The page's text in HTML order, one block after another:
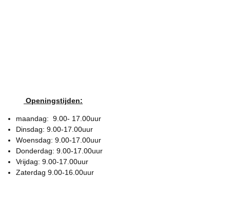
Openingstijden:
maandag: 9.00- 17.00uur
Dinsdag: 9.00-17.00uur
Woensdag: 9.00-17.00uur
Donderdag: 9.00-17.00uur
Vrijdag: 9.00-17.00uur
Zaterdag 9.00-16.00uur